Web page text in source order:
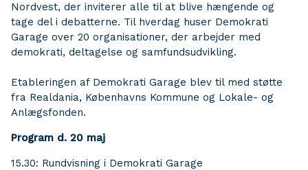
Nordvest, der inviterer alle til at blive hængende og
tage del i debatterne. Til hverdag huser Demokrati
Garage over 20 organisationer, der arbejder med
demokrati, deltagelse og samfundsudvikling.
Etableringen af Demokrati Garage blev til med støtte
fra Realdania, Københavns Kommune og Lokale- og
Anlægsfonden.
Program d. 20 maj
15.30: Rundvisning i Demokrati Garage